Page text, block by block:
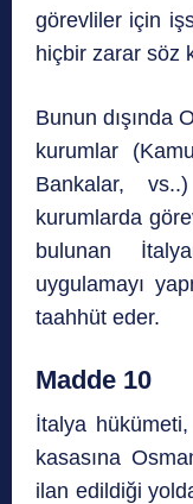
görevliler için
hiçbir zarar söz
Bunun dışında
kurumlar
Bankalar,
kurumlarda
bulunan
uygulamayı
taahhüt eder.
Madde 10
İtalya
kasasına
ilan edildiği